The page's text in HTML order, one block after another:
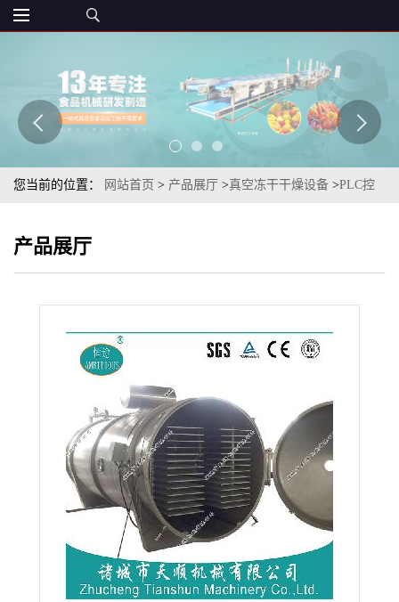
您当前的位置： 网站首页 > 产品展厅 >真空冻干干燥设备 >PLC控
产品展厅